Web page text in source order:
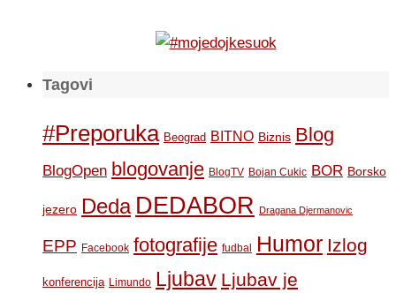
Tagovi
#Preporuka Beograd BITNO Biznis Blog
BlogOpen blogovanje BlogTV Bojan Cukic BOR Borsko
jezero Deda DEDABOR Dragana Djermanovic
EPP Facebook fotografije fudbal Humor Izlog
konferencija Limundo Ljubav Ljubav je